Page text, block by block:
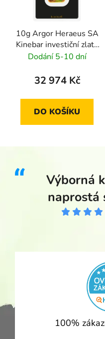
10g Argor Heraeus SA
Kinebar investiční zlatý
slitek
Dodání 5-10 dní
32 974 Kč
DO KOŠÍKU
Výborná
naprostá
100%